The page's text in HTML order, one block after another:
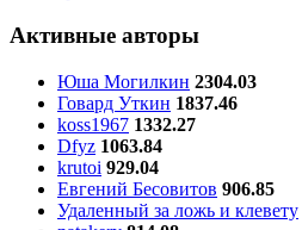
Активные авторы
Юша Могилкин 2304.03
Говард Уткин 1837.46
koss1967 1332.27
Dfyz 1063.84
krutoi 929.04
Евгений Бесовитов 906.85
Удаленный за ложь и клевету